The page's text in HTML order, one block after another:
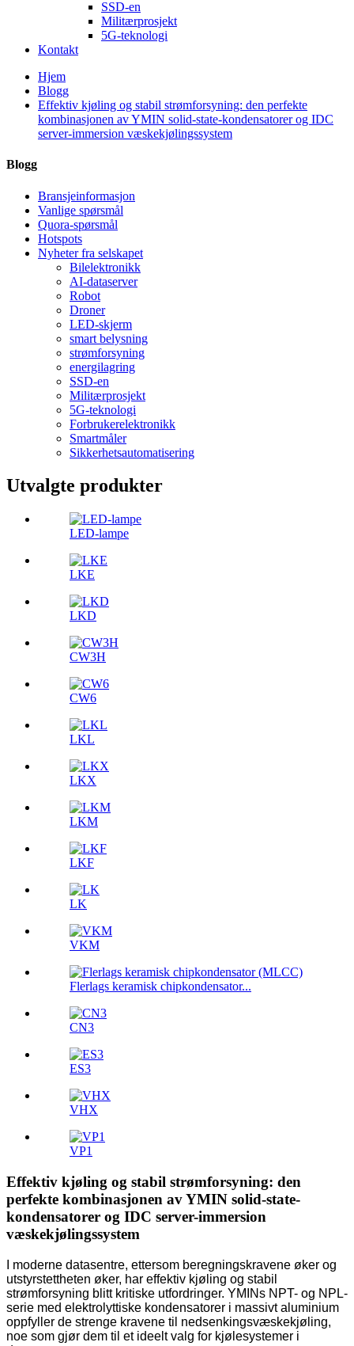
SSD-en
Militærprosjekt
5G-teknologi
Kontakt
Hjem
Blogg
Effektiv kjøling og stabil strømforsyning: den perfekte
kombinasjonen av YMIN solid-state-kondensatorer og IDC
server-immersion væskekjølingssystem
Blogg
Bransjeinformasjon
Vanlige spørsmål
Quora-spørsmål
Hotspots
Nyheter fra selskapet
Bilelektronikk
AI-dataserver
Robot
Droner
LED-skjerm
smart belysning
strømforsyning
energilagring
SSD-en
Militærprosjekt
5G-teknologi
Forbrukerelektronikk
Smartmåler
Sikkerhetsautomatisering
Utvalgte produkter
LED-lampe
LKE
LKD
CW3H
CW6
LKL
LKX
LKM
LKF
LK
VKM
Flerlags keramisk chipkondensator...
CN3
ES3
VHX
VP1
Effektiv kjøling og stabil strømforsyning: den
perfekte kombinasjonen av YMIN solid-state-
kondensatorer og IDC server-immersion
væskekjølingssystem
I moderne datasentre, ettersom beregningskravene øker og
utstyrstettheten øker, har effektiv kjøling og stabil
strømforsyning blitt kritiske utfordringer. YMINs NPT- og NPL-
serie med elektrolyttiske kondensatorer i massivt aluminium
oppfyller de strenge kravene til nedsenkingsvæskekjøling,
noe som gjør dem til et ideelt valg for kjølesystemer i